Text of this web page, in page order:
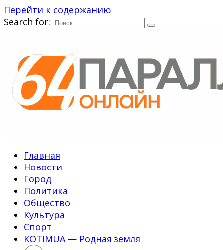
Перейти к содержанию
Search for:
Главная
Новости
Город
Политика
Общество
Культура
Спорт
KOTIMUA — Родная земля